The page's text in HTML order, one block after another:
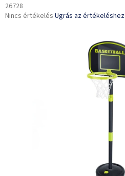
26728
A
Nincs értékelés Ugrás az értékeléshez